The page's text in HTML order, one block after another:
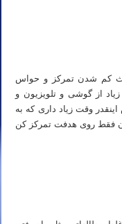
کم شدن تمرکز و حواس
از گوشی و تلویزیون و
وقت زیاد داری که به
فقط روی هدفت تمرکز کن